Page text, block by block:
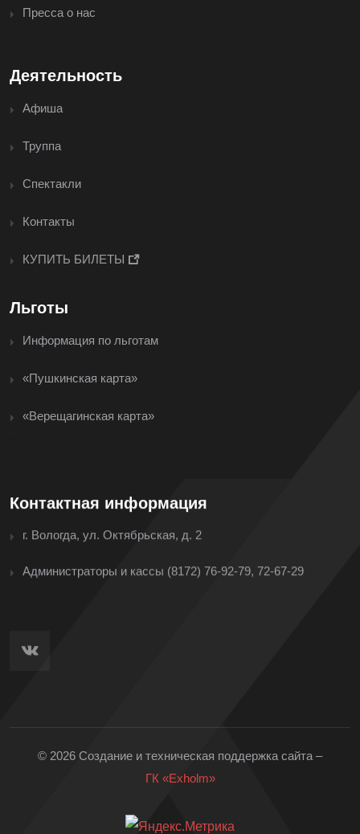
Пресса о нас
Деятельность
Афиша
Труппа
Спектакли
Контакты
КУПИТЬ БИЛЕТЫ
Льготы
Информация по льготам
«Пушкинская карта»
«Верещагинская карта»
Контактная информация
г. Вологда, ул. Октябрьская, д. 2
Администраторы и кассы (8172) 76-92-79, 72-67-29
© 2026 Создание и техническая поддержка сайта –
ГК «Exholm»